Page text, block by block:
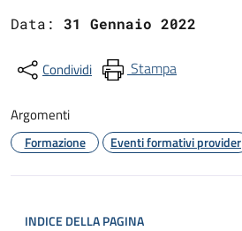
Data: 31 Gennaio 2022
Condividi Stampa
Argomenti
Formazione Eventi formativi provider
INDICE DELLA PAGINA